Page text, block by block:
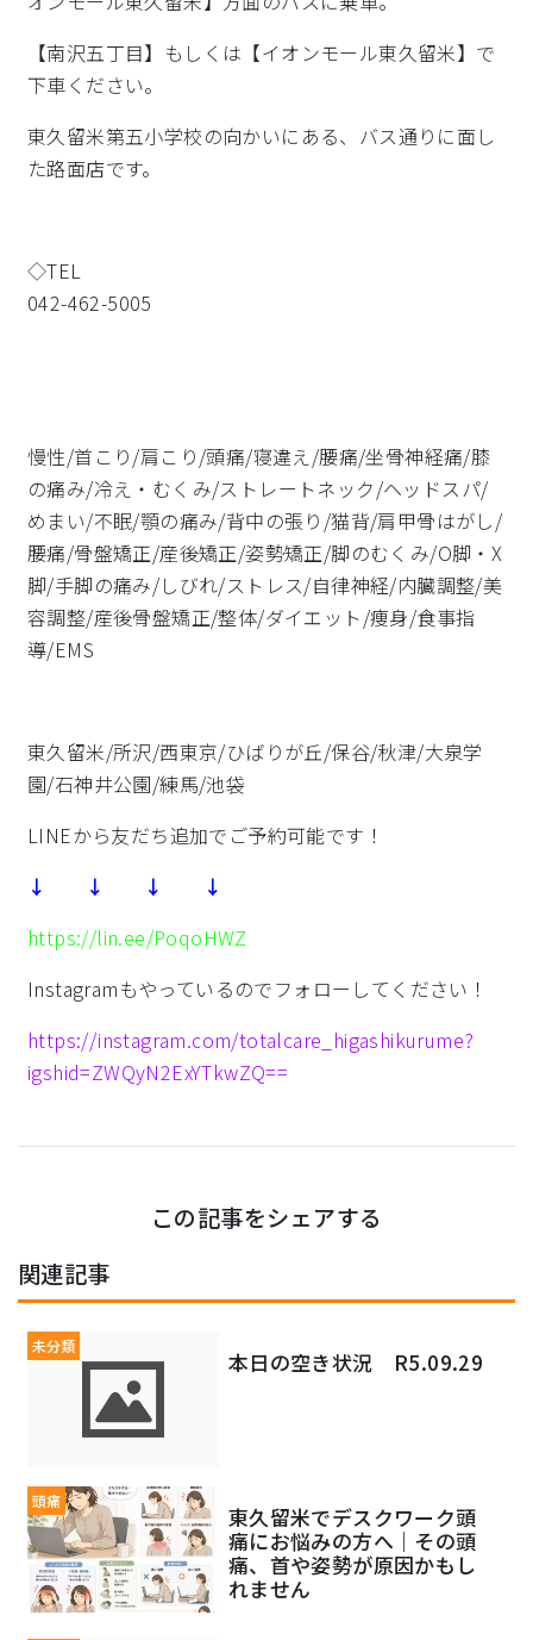
【南沢五丁目】もしくは【イオンモール東久留米】で
下車ください。
東久留米第五小学校の向かいにある、バス通りに面し
た路面店です。
◇TEL
042-462-5005
慢性/首こり/肩こり/頭痛/寝違え/腰痛/坐骨神経痛/膝
の痛み/冷え・むくみ/ストレートネック/ヘッドスパ/
めまい/不眠/顎の痛み/背中の張り/猫背/肩甲骨はがし/
腰痛/骨盤矯正/産後矯正/姿勢矯正/脚のむくみ/O脚・X
脚/手脚の痛み/しびれ/ストレス/自律神経/内臓調整/美
容調整/産後骨盤矯正/整体/ダイエット/痩身/食事指
導/EMS
東久留米/所沢/西東京/ひばりが丘/保谷/秋津/大泉学
園/石神井公園/練馬/池袋
LINEから友だち追加でご予約可能です！
↓ ↓ ↓ ↓
https://lin.ee/PoqoHWZ
Instagramもやっているのでフォローしてください！
https://instagram.com/totalcare_higashikurume?
igshid=ZWQyN2ExYTkwZQ==
この記事をシェアする
関連記事
未分類
本日の空き状況 R5.09.29
頭痛
東久留米でデスクワーク頭
痛にお悩みの方へ｜その頭
痛、首や姿勢が原因かもし
れません